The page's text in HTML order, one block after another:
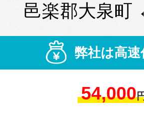
邑楽郡大泉町
弊社は高
54,000